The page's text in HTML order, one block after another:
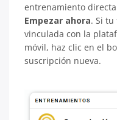
entrenamiento
Empezar ahora. Si
vinculada con la
móvil, haz clic en el
suscripción nueva.